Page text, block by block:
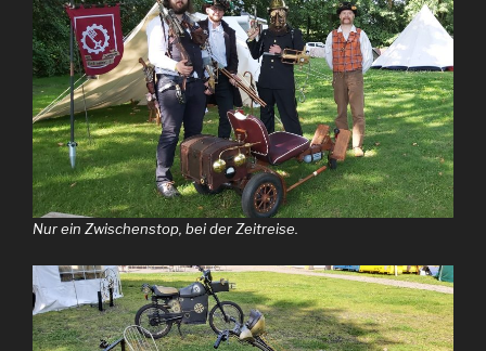
Nur ein Zwischenstop, bei der Zeitreise.